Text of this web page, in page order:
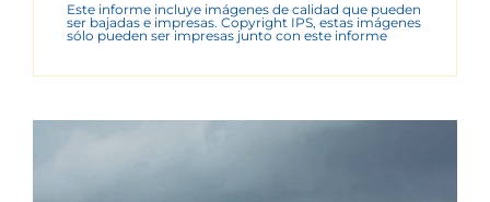
Este informe incluye imágenes de calidad que pueden
ser bajadas e impresas. Copyright IPS, estas imágenes
sólo pueden ser impresas junto con este informe